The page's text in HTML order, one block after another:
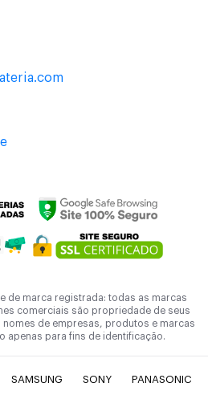
de marca registrada: todas as marcas
comerciais são propriedade de seus
de empresas, produtos e marcas
apenas para fins de identificação.
SAMSUNG SONY PANASONIC